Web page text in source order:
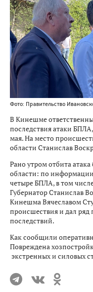
Фото: Правительство
В Кинешме
последствия атаки
мая. На место
области Станислав
Рано утром отбита
области: по
четыре БПЛА, в том
Губернатор Станислав
Кинешма Вячеславом
происшествия и дал
последствий.
Как сообщили
Повреждена
экстренных и силовых